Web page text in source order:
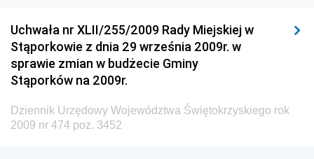
Dziennik Urzędowy Ministra Budownictwa i Przemysłu
Materiałów Budowlanych
Dziennik Urzędowy Ministra Infrastruktury i Rozwoju
Dziennik Urzędowy Głównego Inspektoratu Ochrony
Środowiska
Dziennik Urzędowy Generalnej Dyrekcji Ochrony
Uchwała nr XLII/255/2009 Rady Miejskiej w
Stąporkowie z dnia 29 września 2009r. w
sprawie zmian w budżecie Gminy
Stąporków na 2009r.
Dziennik Urzędowy Województwa Świętokrzyskiego rok
2009 nr 474 poz. 3452